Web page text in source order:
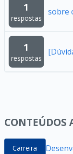
1
respostas
sobre
1
respostas
CONTEÚDOS
Carreira